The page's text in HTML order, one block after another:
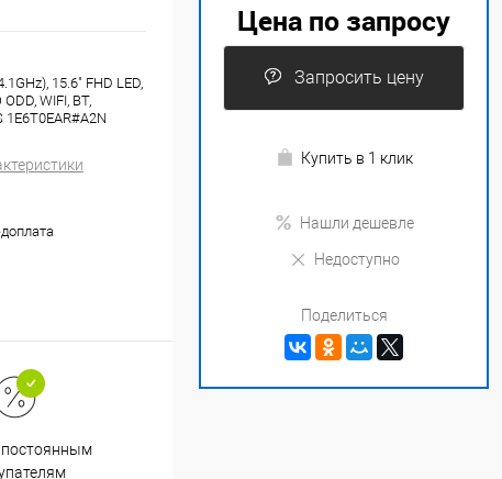
15.6" FHD LED,
WIFI, BT,
1E6T0EAR#A2N
Цена по запросу
Запросить цену
Купить в 1 клик
Нашли дешевле
Недоступно
Поделиться